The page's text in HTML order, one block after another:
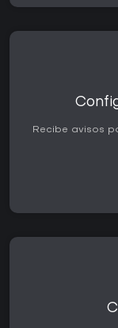
Recibe avisos